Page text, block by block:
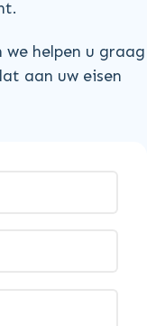
helpen u graag
aan uw eisen